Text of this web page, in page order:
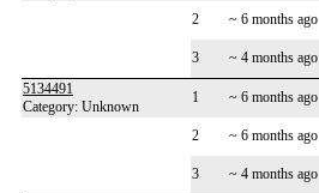
2 ~ 6 months ago
3 ~ 4 months ago
5134491
Category: Unknown
1 ~ 6 months ago
2 ~ 6 months ago
3 ~ 4 months ago